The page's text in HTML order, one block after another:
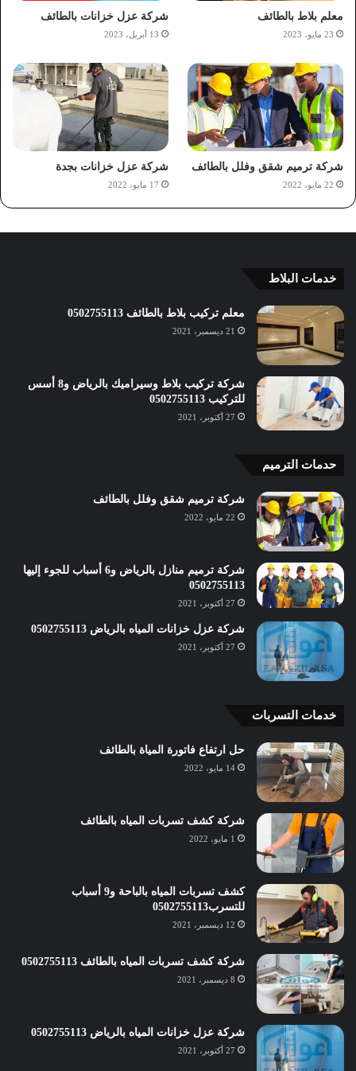
معلم بلاط بالطائف
23 مايو، 2023
شركة عزل خزانات بالطائف
13 أبريل، 2023
شركة ترميم شقق وفلل بالطائف
22 مايو، 2022
شركة عزل خزانات بجدة
17 مايو، 2022
خدمات البلاط
معلم تركيب بلاط بالطائف 0502755113
21 ديسمبر، 2021
شركة تركيب بلاط وسيراميك بالرياض و8 أسس
للتركيب 0502755113
27 أكتوبر، 2021
حدمات الترميم
شركة ترميم شقق وفلل بالطائف
22 مايو، 2022
شركة ترميم منازل بالرياض و6 أسباب للجوء إليها
0502755113
27 أكتوبر، 2021
شركة عزل خزانات المياه بالرياض 0502755113
27 أكتوبر، 2021
خدمات التسربات
حل ارتفاع فاتورة المياة بالطائف
14 مايو، 2022
شركة كشف تسربات المياه بالطائف
1 مايو، 2022
كشف تسربات المياه بالباحة و9 أسباب
للتسرب0502755113
12 ديسمبر، 2021
شركة كشف تسربات المياه بالطائف 0502755113
8 ديسمبر، 2021
شركة عزل خزانات المياه بالرياض 0502755113
27 أكتوبر، 2021